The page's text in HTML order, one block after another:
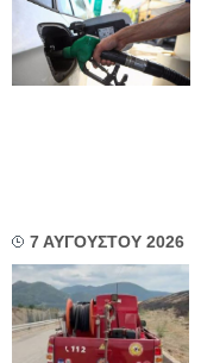
7 ΑΥΓΟΥΣΤΟΥ 2026